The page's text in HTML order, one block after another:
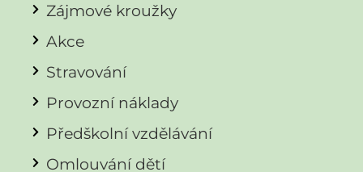
Zájmové kroužky
Akce
Stravování
Provozní náklady
Předškolní vzdělávání
Omlouvání dětí